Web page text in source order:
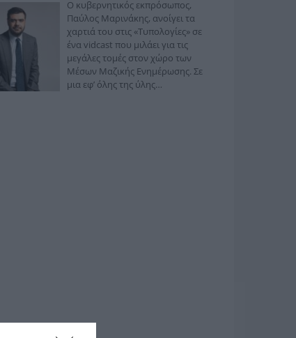
Ο κυβερνητικός εκπρόσωπος,
Παύλος Μαρινάκης, ανοίγει τα
χαρτιά του στις «Τυπολογίες» σε
ένα vidcast που μιλάει για τις
μεγάλες τομές στον χώρο των
Μέσων Μαζικής Ενημέρωσης. Σε
μια εφ’ όλης της ύλης